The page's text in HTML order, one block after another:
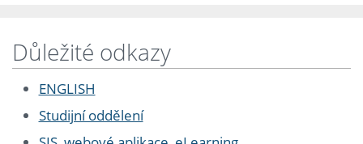
Důležité odkazy
ENGLISH
Studijní oddělení